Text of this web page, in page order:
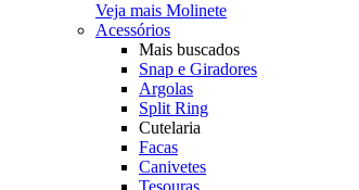
Veja mais Molinete
Acessórios
Mais buscados
Snap e Giradores
Argolas
Split Ring
Cutelaria
Facas
Canivetes
Tesouras